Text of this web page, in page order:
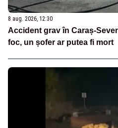
8 aug. 2026, 12:30
Accident grav în Caraș-
foc, un șofer ar putea fi mort